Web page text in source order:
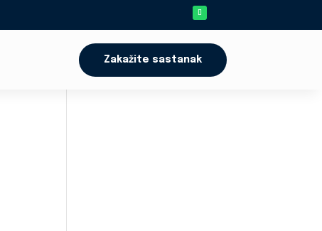
Zakažite sastanak